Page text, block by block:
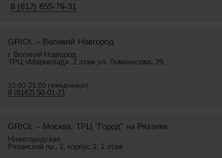
8 (812) 655-79-31
GRIOL – Великий Новгород
г. Великий Новгород
ТРЦ «Мармелад», 2 этаж ул. Ломоносова, 29,
10:00-21:00 (ежедневно)
8 (8162) 50-01-21
GRIOL – Москва, ТРЦ "Город" на Рязанке
Нижегородская
Рязанский пр., 2, корпус 2, 1 этаж